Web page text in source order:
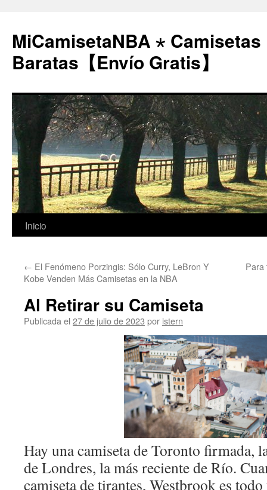
MiCamisetaNBA ⋆ Camisetas
Baratas【Envío Gratis】
Saltar
contenido
Inicio
← El Fenómeno Porzingis: Sólo Curry, LeBron Y
Kobe Venden Más Camisetas en la NBA
Para
Al Retirar su Camiseta
Publicada el 27 de julio de 2023 por istern
Hay una camiseta de Toronto firmada,
de Londres, la más reciente de Río.
camiseta de tirantes, Westbrook es